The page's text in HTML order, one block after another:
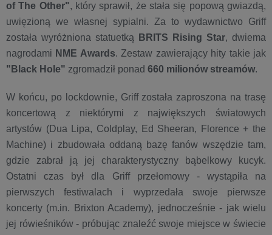
of The Other", który sprawił, że stała się popową gwiazdą,
uwięzioną we własnej sypialni. Za to wydawnictwo Griff
została wyróżniona statuetką
BRITS Rising Star, dwiema
nagrodami NME Awards. Zestaw zawierający hity takie jak
"Black Hole" zgromadził ponad 660 milionów streamów.
W końcu, po lockdownie, Griff została zaproszona na trasę
koncertową z niektórymi z największych światowych
artystów (Dua Lipa, Coldplay, Ed Sheeran, Florence + the
Machine) i zbudowała oddaną bazę fanów wszędzie tam,
gdzie zabrał ją jej charakterystyczny bąbelkowy kucyk.
Ostatni czas był dla Griff przełomowy - wystąpiła na
pierwszych festiwalach i wyprzedała swoje pierwsze
koncerty (m.in. Brixton Academy), jednocześnie - jak wielu
jej rówieśników - próbując znaleźć swoje miejsce w świecie